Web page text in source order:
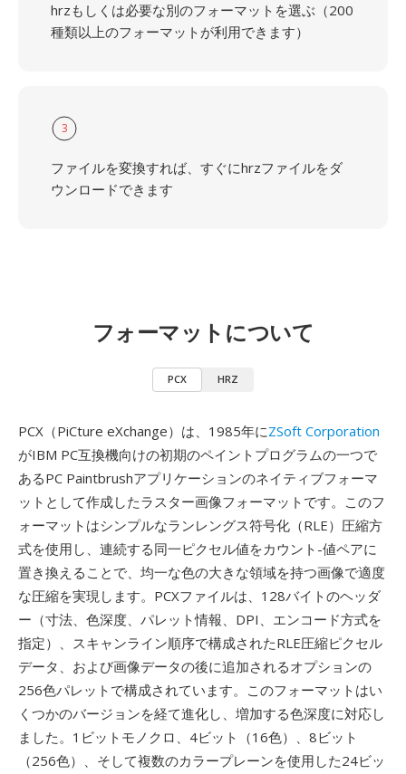
hrzもしくは必要な別のフォーマットを選ぶ（200
種類以上のフォーマットが利用できます）
3
ファイルを変換すれば、すぐにhrzファイルをダ
ウンロードできます
フォーマットについて
PCX HRZ
PCX（PiCture eXchange）は、1985年にZSoft Corporation
がIBM PC互換機向けの初期のペイントプログラムの一つで
あるPC Paintbrushアプリケーションのネイティブフォーマ
ットとして作成したラスター画像フォーマットです。このフ
ォーマットはシンプルなランレングス符号化（RLE）圧縮方
式を使用し、連続する同一ピクセル値をカウント-値ペアに
置き換えることで、均一な色の大きな領域を持つ画像で適度
な圧縮を実現します。PCXファイルは、128バイトのヘッダ
ー（寸法、色深度、パレット情報、DPI、エンコード方式を
指定）、スキャンライン順序で構成されたRLE圧縮ピクセル
データ、および画像データの後に追加されるオプションの
256色パレットで構成されています。このフォーマットはい
くつかのバージョンを経て進化し、増加する色深度に対応し
ました。1ビットモノクロ、4ビット（16色）、8ビット
（256色）、そして複数のカラープレーンを使用した24ビッ